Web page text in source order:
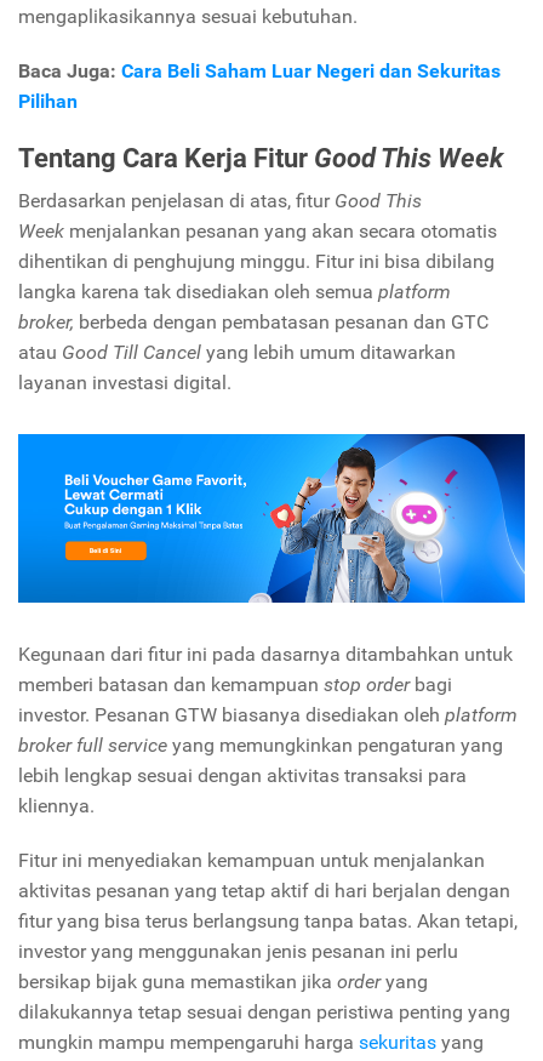
mengaplikasikannya sesuai kebutuhan.
Baca Juga: Cara Beli Saham Luar Negeri dan Sekuritas
Pilihan
Tentang Cara Kerja Fitur Good This Week
Berdasarkan penjelasan di atas, fitur Good This
Week menjalankan pesanan yang akan secara otomatis
dihentikan di penghujung minggu. Fitur ini bisa dibilang
langka karena tak disediakan oleh semua platform
broker, berbeda dengan pembatasan pesanan dan GTC
atau Good Till Cancel yang lebih umum ditawarkan
layanan investasi digital.
Kegunaan dari fitur ini pada dasarnya ditambahkan untuk
memberi batasan dan kemampuan stop order bagi
investor. Pesanan GTW biasanya disediakan oleh platform
broker full service yang memungkinkan pengaturan yang
lebih lengkap sesuai dengan aktivitas transaksi para
kliennya.
Fitur ini menyediakan kemampuan untuk menjalankan
aktivitas pesanan yang tetap aktif di hari berjalan dengan
fitur yang bisa terus berlangsung tanpa batas. Akan tetapi,
investor yang menggunakan jenis pesanan ini perlu
bersikap bijak guna memastikan jika order yang
dilakukannya tetap sesuai dengan peristiwa penting yang
mungkin mampu mempengaruhi harga sekuritas yang